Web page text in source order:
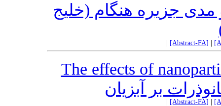
مدی جزیره هنگام (خلیج
[Abstract-FA]
The effects of
بر آبزیان
[Abstract-FA]